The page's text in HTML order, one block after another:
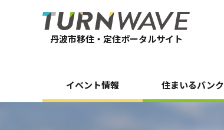
丹波市移住・定住ポータルサイト
イベント情報 住まいるバンク